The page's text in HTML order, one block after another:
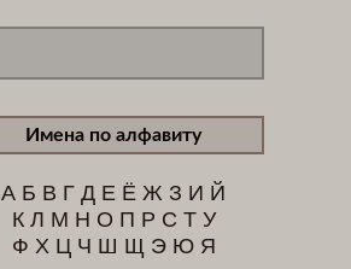
Имена по алфавиту
А Б В ГД Е Ё Ж З И Й
К Л М Н О П Р С Т У
Ф Х Ц Ч Ш Щ Э Ю Я